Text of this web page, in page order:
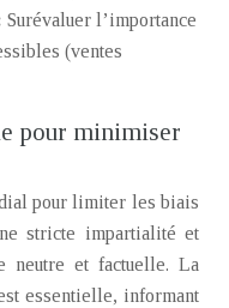
Surévaluer l’importance
(ventes
pour minimiser
pour limiter les biais
stricte impartialité et
neutre et factuelle. La
essentielle, informant